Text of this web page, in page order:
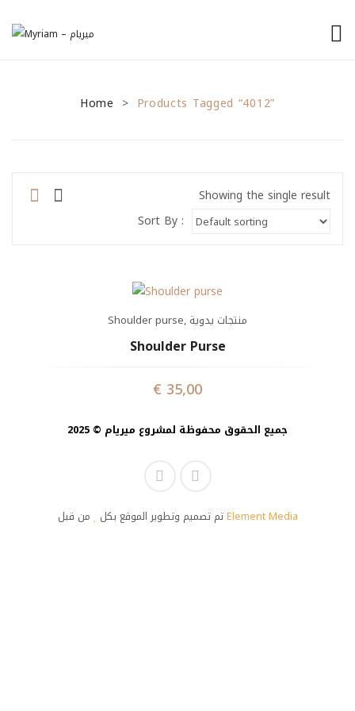
من نحن
Financial Tips
تواصل معنا
Home > Products Tagged “4012”
Showing the single result
Sort By :
Shoulder purse, منتجات يدوية
Shoulder Purse
€ 35,00
جميع الحقوق محفوظة لمشروع ميريام © 2025
تم تصميم وتطوير الموقع بكلمن قبلElement Media